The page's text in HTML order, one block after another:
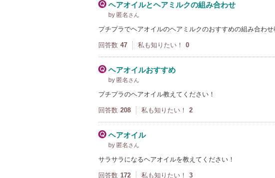
ヘアオイルとヘアミルクの組み合わせ
by 匿名 さん
プチプラでヘアオイルのヘアミルクのおすすめの組み合わ
回答数 47 私も知りたい！ 0
ヘアオイルおすすめ
by 匿名 さん
プチプラのヘアオイル教えてください！
回答数 208 私も知りたい！ 2
ヘアオイル
by 匿名 さん
サラサラになるヘアオイルを教えてください！
回答数 172 私も知りたい！ 3